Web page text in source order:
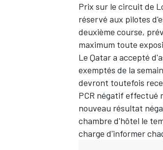
Prix sur le circuit de
réservé aux pilotes
deuxième course,
maximum toute
Le Qatar a accepté
exemptés de la
devront toutefois
PCR négatif effectué
nouveau résultat
chambre d'hôtel le
charge d'informer